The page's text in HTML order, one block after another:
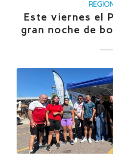
Este viernes el
gran noche de